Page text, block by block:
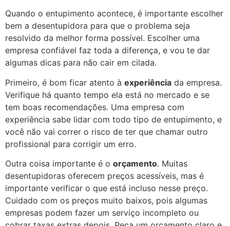
Quando o entupimento acontece, é importante escolher
bem a desentupidora para que o problema seja
resolvido da melhor forma possível. Escolher uma
empresa confiável faz toda a diferença, e vou te dar
algumas dicas para não cair em cilada.
Primeiro, é bom ficar atento à experiência da empresa.
Verifique há quanto tempo ela está no mercado e se
tem boas recomendações. Uma empresa com
experiência sabe lidar com todo tipo de entupimento, e
você não vai correr o risco de ter que chamar outro
profissional para corrigir um erro.
Outra coisa importante é o orçamento. Muitas
desentupidoras oferecem preços acessíveis, mas é
importante verificar o que está incluso nesse preço.
Cuidado com os preços muito baixos, pois algumas
empresas podem fazer um serviço incompleto ou